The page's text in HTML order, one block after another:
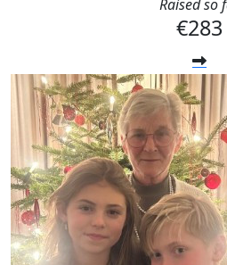
Raised so
€283